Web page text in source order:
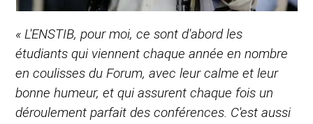
« L'ENSTIB, pour moi, ce sont d'abord les
étudiants qui viennent chaque année en nombre
en coulisses du Forum, avec leur calme et leur
bonne humeur, et qui assurent chaque fois un
déroulement parfait des conférences. C'est aussi